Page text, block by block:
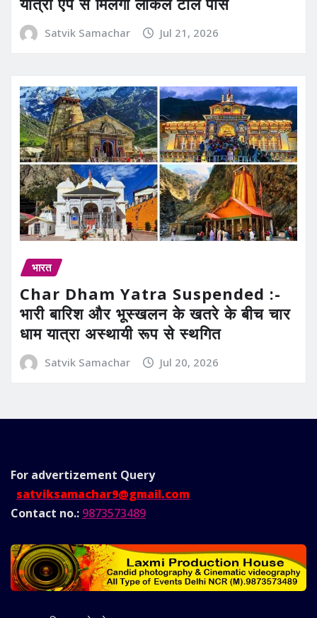
Satvik Samachar Jul 21, 2026
भारत
Char Dham Yatra Suspended :-
भारी बारिश और भूस्खलन के खतरे के बीच चार
धाम यात्रा अस्थायी रूप से स्थगित
Satvik Samachar Jul 20, 2026
For advertizement Query
satviksamachar9@gmail.com
Contact no.: 9873573489